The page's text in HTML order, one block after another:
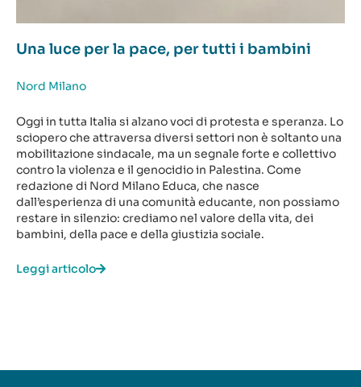
Una luce per la pace, per tutti i bambini
Nord Milano
Oggi in tutta Italia si alzano voci di protesta e speranza. Lo
sciopero che attraversa diversi settori non è soltanto una
mobilitazione sindacale, ma un segnale forte e collettivo
contro la violenza e il genocidio in Palestina. Come
redazione di Nord Milano Educa, che nasce
dall’esperienza di una comunità educante, non possiamo
restare in silenzio: crediamo nel valore della vita, dei
bambini, della pace e della giustizia sociale.
Leggi articolo